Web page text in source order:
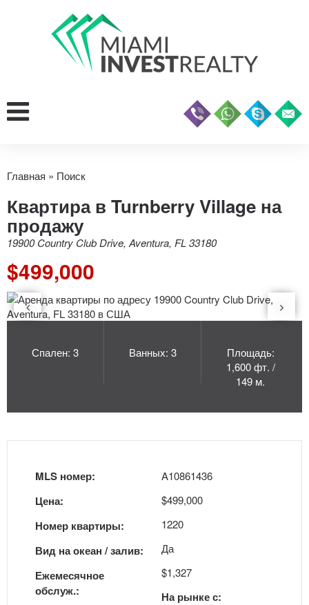
Главная » Поиск
Квартира в Turnberry Village на
продажу
19900 Country Club Drive, Aventura, FL 33180
$499,000
Спален: 3 Ванных: 3
Площадь:
1,600 фт. /
149 м.
MLS номер:
Цена:
Номер квартиры:
Вид на океан / залив:
Ежемесячное
обслуж.:
A10861436
$499,000
1220
Да
$1,327
На рынке с: